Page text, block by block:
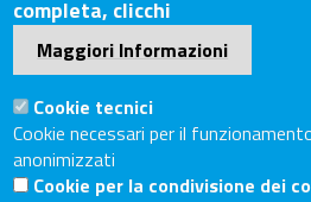
Sede Legale: Via Lazzaro
Sede Secondaria: Piazza
Siena
Tel. Sede Legale: 0575/3030
Tel. Sede Secondaria: 0577/202511
completa, clicchi
Maggiori Informazioni
Cookie tecnici
Cookie necessari per il
anonimizzati
Cookie per la condivisione dei